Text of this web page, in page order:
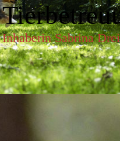
Inhaberin Sabrina